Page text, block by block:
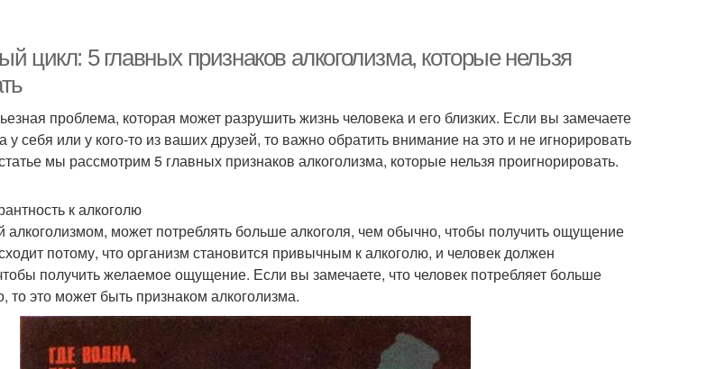
цикл: 5 главных признаков алкоголизма, которые нельзя
проблема, которая может разрушить жизнь человека и его близких. Если вы замечаете
у себя или у кого-то из ваших друзей, то важно обратить внимание на это и не игнорировать
мы рассмотрим 5 главных признаков алкоголизма, которые нельзя проигнорировать.
к алкоголю
может потреблять больше алкоголя, чем обычно, чтобы получить ощущение
потому, что организм становится привычным к алкоголю, и человек должен
получить желаемое ощущение. Если вы замечаете, что человек потребляет больше
то это может быть признаком алкоголизма.